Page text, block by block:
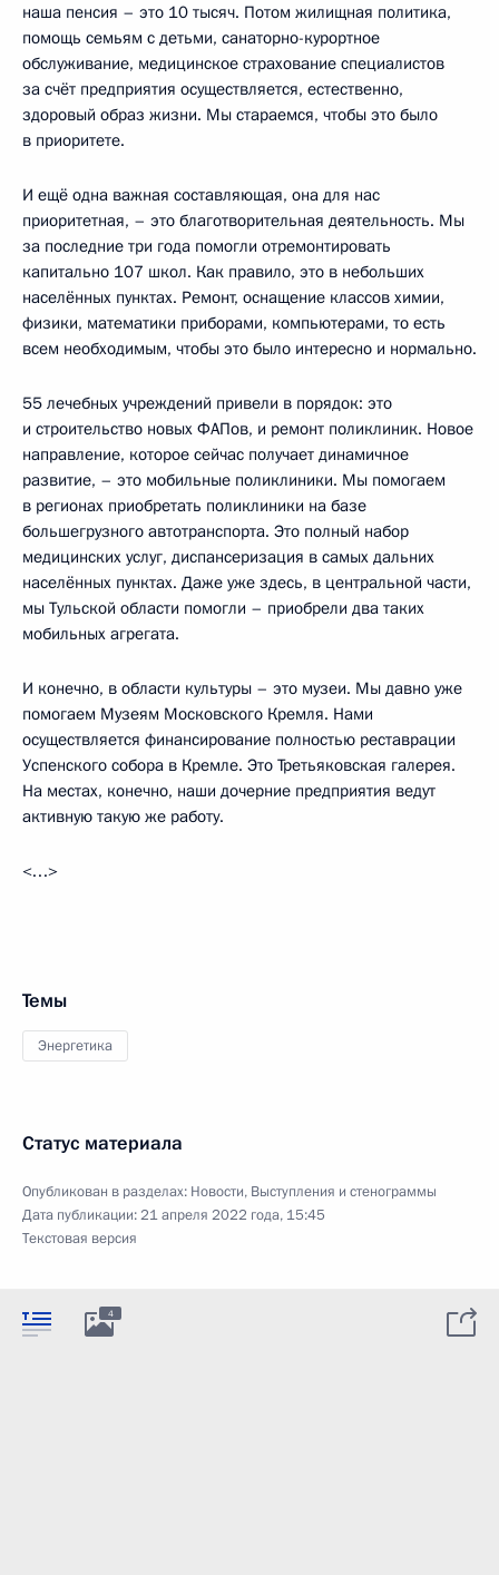
наша пенсия – это 10 тысяч. Потом жилищная политика,
помощь семьям с детьми, санаторно-курортное
обслуживание, медицинское страхование специалистов
за счёт предприятия осуществляется, естественно,
здоровый образ жизни. Мы стараемся, чтобы это было
в приоритете.
И ещё одна важная составляющая, она для нас
приоритетная, – это благотворительная деятельность. Мы
за последние три года помогли отремонтировать
капитально 107 школ. Как правило, это в небольших
населённых пунктах. Ремонт, оснащение классов химии,
физики, математики приборами, компьютерами, то есть
всем необходимым, чтобы это было интересно и нормально.
55 лечебных учреждений привели в порядок: это
и строительство новых ФАПов, и ремонт поликлиник. Новое
направление, которое сейчас получает динамичное
развитие, – это мобильные поликлиники. Мы помогаем
в регионах приобретать поликлиники на базе
большегрузного автотранспорта. Это полный набор
медицинских услуг, диспансеризация в самых дальних
населённых пунктах. Даже уже здесь, в центральной части,
мы Тульской области помогли – приобрели два таких
мобильных агрегата.
И конечно, в области культуры – это музеи. Мы давно уже
помогаем Музеям Московского Кремля. Нами
осуществляется финансирование полностью реставрации
Успенского собора в Кремле. Это Третьяковская галерея.
На местах, конечно, наши дочерние предприятия ведут
активную такую же работу.
<…>
Темы
Энергетика
Статус материала
Опубликован в разделах: Новости, Выступления и стенограммы
Дата публикации:21 апреля 2022 года, 15:45
Текстовая версия
4